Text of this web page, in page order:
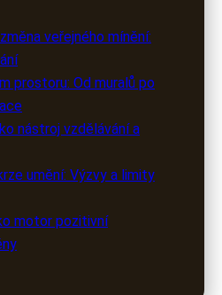
veřejného mínění:
prostoru: Od muralů po
nástroj vzdělávání a
umění: Výzvy a limity
motor pozitivní